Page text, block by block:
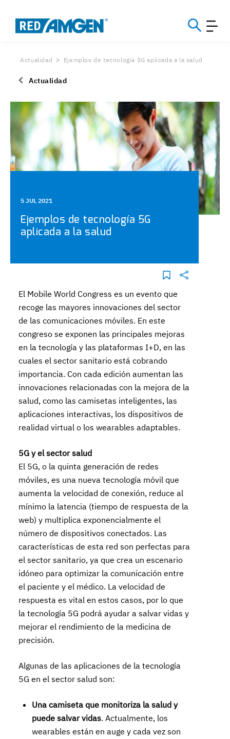
Actualidad Ejemplos de tecnología 5G aplicada a la salud
Actualidad
5 JUL 2021
Ejemplos de tecnología 5G
aplicada a la salud
El Mobile World Congress es un evento que
recoge las mayores innovaciones del sector
de las comunicaciones móviles. En este
congreso se exponen las principales mejoras
en la tecnología y las plataformas I+D, en las
cuales el sector sanitario está cobrando
importancia. Con cada edición aumentan las
innovaciones relacionadas con la mejora de la
salud, como las camisetas inteligentes, las
aplicaciones interactivas, los dispositivos de
realidad virtual o los wearables adaptables.
5G y el sector salud
El 5G, o la quinta generación de redes
móviles, es una nueva tecnología móvil que
aumenta la velocidad de conexión, reduce al
mínimo la latencia (tiempo de respuesta de la
web) y multiplica exponencialmente el
número de dispositivos conectados. Las
características de esta red son perfectas para
el sector sanitario, ya que crea un escenario
idóneo para optimizar la comunicación entre
el paciente y el médico. La velocidad de
respuesta es vital en estos casos, por lo que
la tecnología 5G podrá ayudar a salvar vidas y
mejorar el rendimiento de la medicina de
precisión.
Algunas de las aplicaciones de la tecnología
5G en el sector salud son:
Una camiseta que monitoriza la salud y
puede salvar vidas. Actualmente, los
wearables están en auge y cada vez son